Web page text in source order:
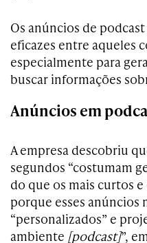
Os anúncios de
eficazes entre aqueles
especialmente para
buscar informações
Anúncios em
A empresa descobriu
segundos “costumam
do que os mais curtos
porque esses anúncios
“personalizados” e
ambiente [podcast]”,